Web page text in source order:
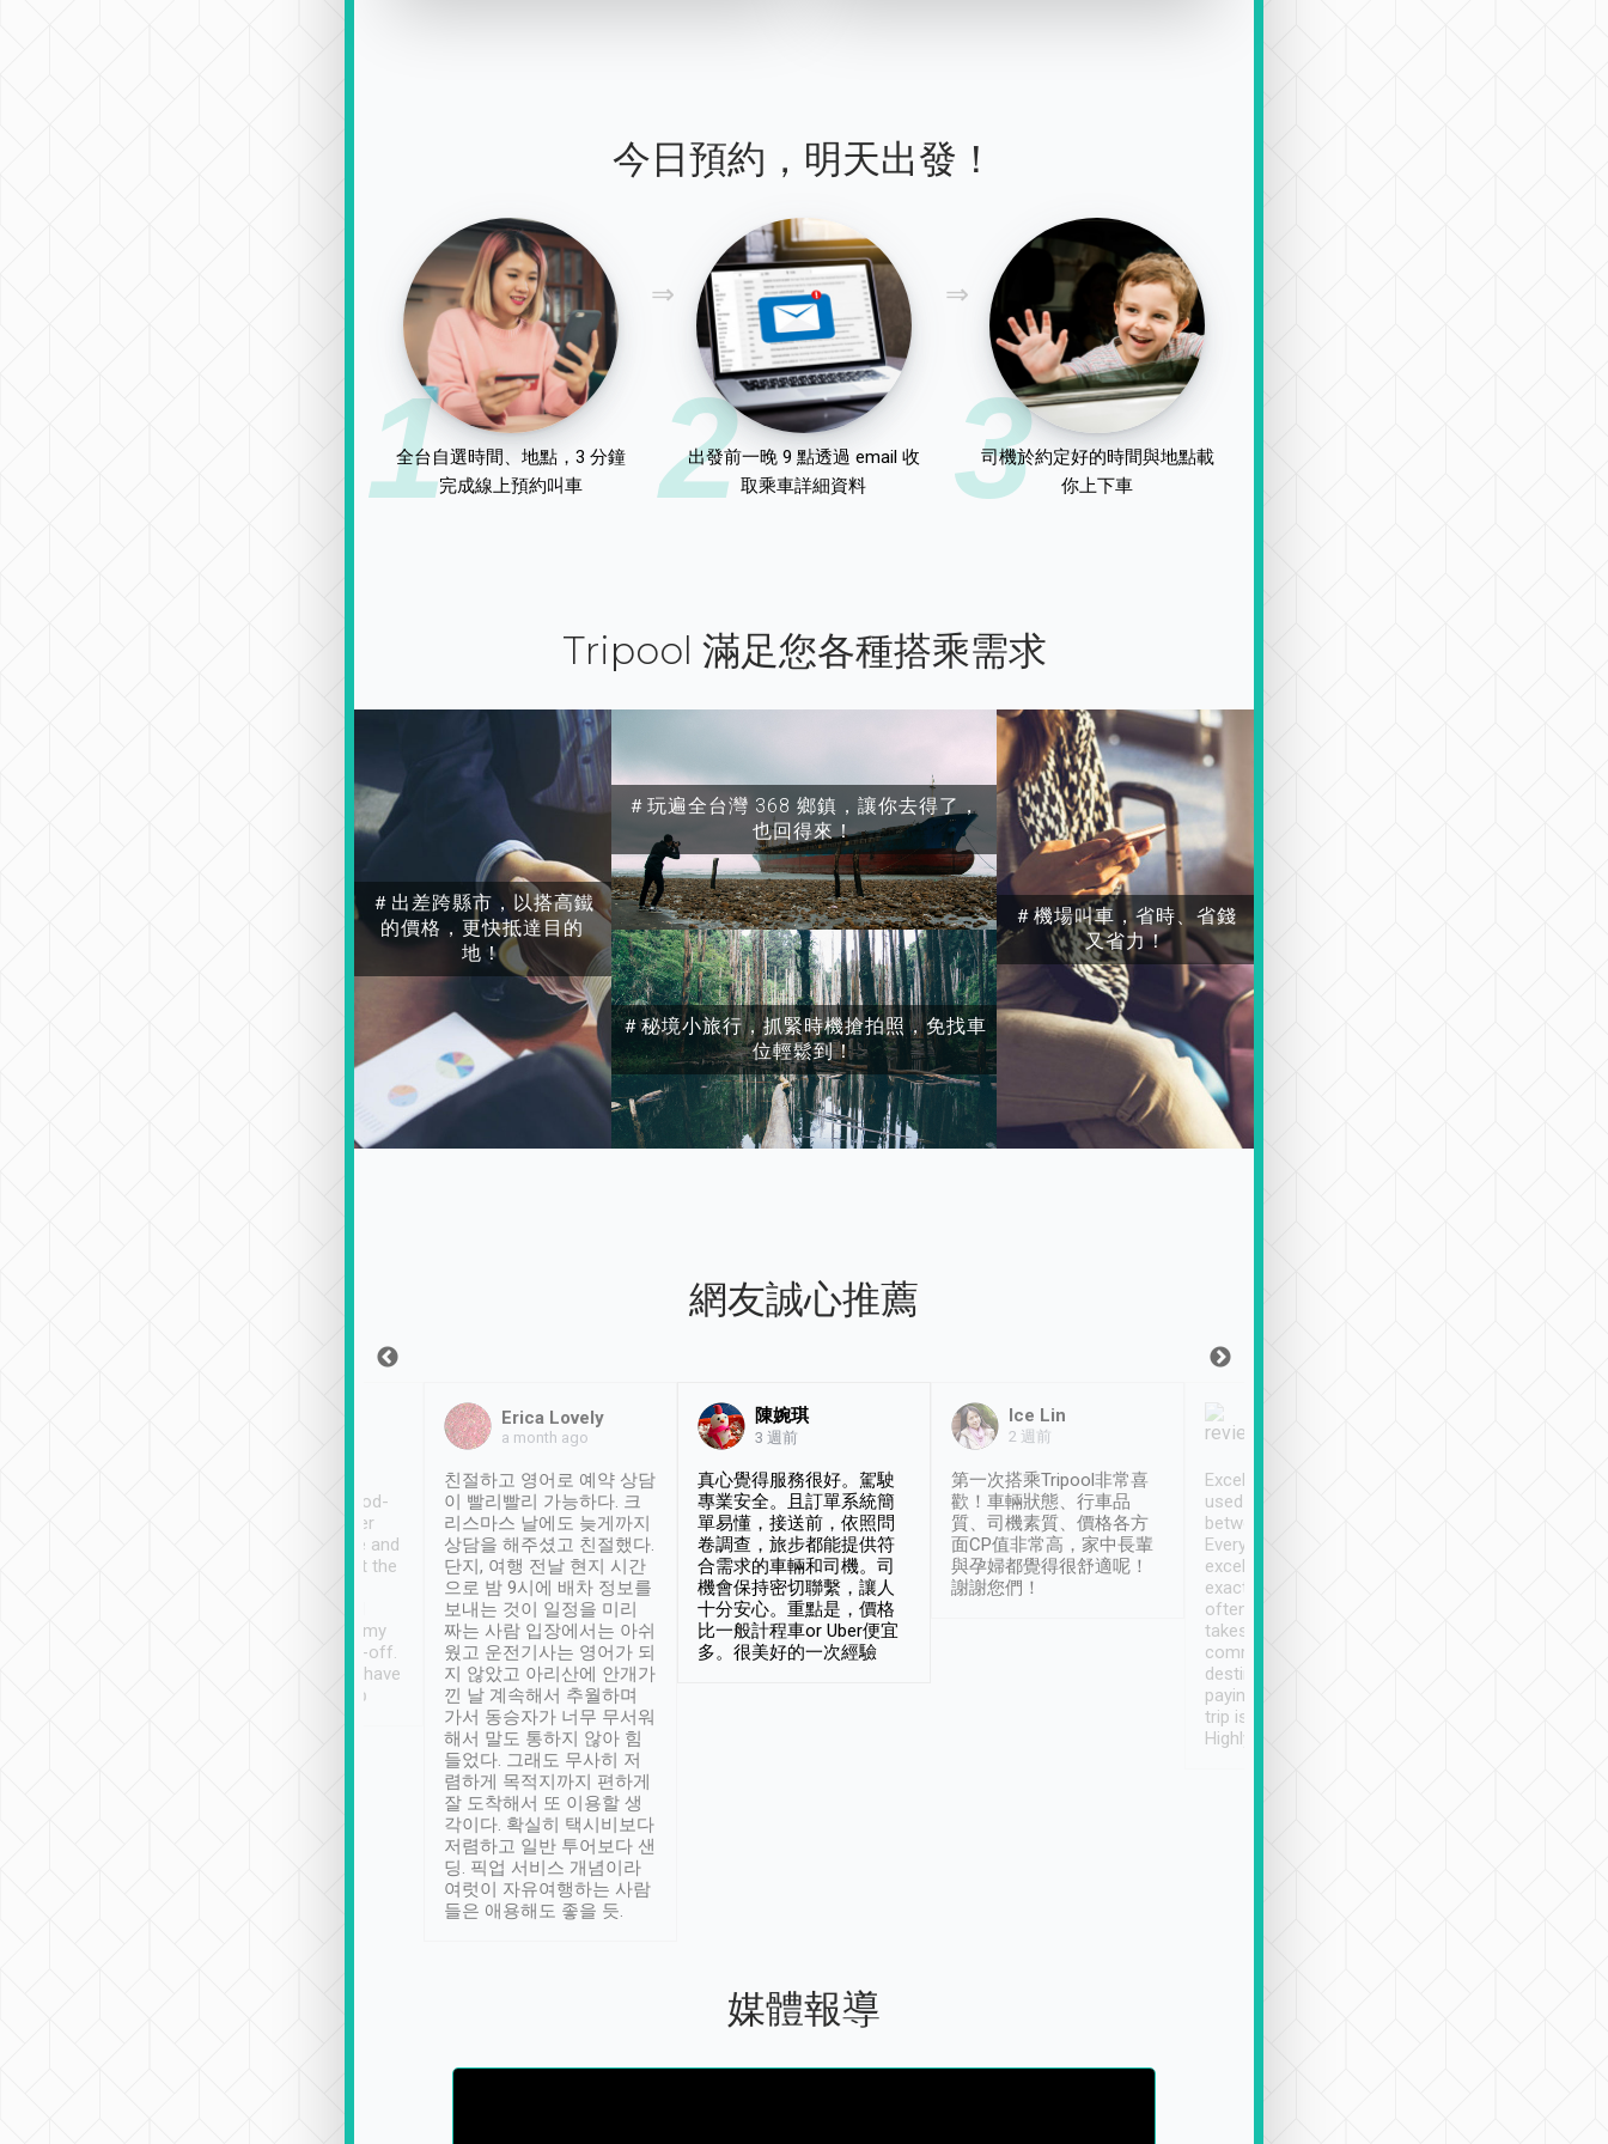
今日預約，明天出發！
1
全台自選時間、地點，3 分鐘
完成線上預約叫車
2
出發前一晚 9 點透過 email 收
取乘車詳細資料
3
司機於約定好的時間與地點載
你上下車
Tripool 滿足您各種搭乘需求
＃出差跨縣市，以搭高鐵
的價格，更快抵達目的
地！
＃玩遍全台灣 368 鄉鎮，讓你去得了，
也回得來！
＃秘境小旅行，抓緊時機搶拍照，免找車
位輕鬆到！
＃機場叫車，省時、省錢
又省力！
網友誠心推薦
service, vehicles in good-
condition and the driver
service was awesome and
thoughtful. Driver went the
have safely arrived at my
destination after drop-off.
Definitely something I have
not seen elsewhere 👍
Erica Lovely
a month ago
친절하고 영어로 예약 상담
이 빨리빨리 가능하다. 크
리스마스 날에도 늦게까지
상담을 해주셨고 친절했다.
단지, 여행 전날 현지 시간
으로 밤 9시에 배차 정보를
보내는 것이 일정을 미리
짜는 사람 입장에서는 아쉬
웠고 운전기사는 영어가 되
지 않았고 아리산에 안개가
낀 날 계속해서 추월하며
가서 동승자가 너무 무서워
해서 말도 통하지 않아 힘
들었다. 그래도 무사히 저
렴하게 목적지까지 편하게
잘 도착해서 또 이용할 생
각이다. 확실히 택시비보다
저렴하고 일반 투어보다 샌
딩. 픽업 서비스 개념이라
여럿이 자유여행하는 사람
들은 애용해도 좋을 듯.
陳婉琪
3 週前
真心覺得服務很好。駕駛
專業安全。且訂單系統簡
單易懂，接送前，依照問
卷調查，旅步都能提供符
合需求的車輛和司機。司
機會保持密切聯繫，讓人
十分安心。重點是，價格
比一般計程車or Uber便宜
多。很美好的一次經驗
Ice Lin
2 週前
第一次搭乘Tripool非常喜
歡！車輛狀態、行車品
質、司機素質、價格各方
面CP值非常高，家中長輩
與孕婦都覺得很舒適呢！
謝謝您們！
Excellent service. We have
used Tripool to travel
between cities in Taiwan.
Every driver has been
excellent and arrives
exactly on time. As there is
often limited English it
takes the difficulty out of
communicating the
destination details and
paying online prior to the
trip is very convenient.
Highly recommended
媒體報導